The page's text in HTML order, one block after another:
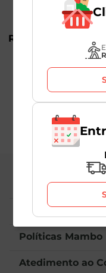
R$
Central de
Institucional
Políticas Mambo
Atedimento ao